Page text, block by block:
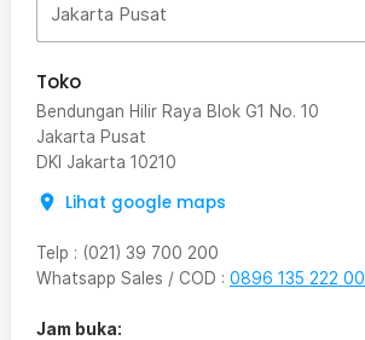
Jakarta Pusat
Toko
Bendungan Hilir Raya Blok G1 No. 10
Jakarta Pusat
DKI Jakarta 10210
Lihat google maps
Telp : (021) 39 700 200
Whatsapp Sales / COD : 0896 135 222 00
Jam buka: